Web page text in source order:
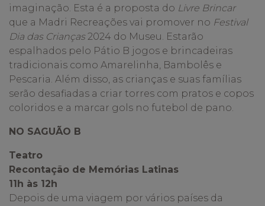
imaginação. Esta é a proposta do Livre Brincar
que a Madri Recreações vai promover no Festival
Dia das Crianças2024 do Museu. Estarão
espalhados pelo Pátio B jogos e brincadeiras
tradicionais como Amarelinha, Bambolês e
Pescaria. Além disso, as crianças e suas famílias
serão desafiadas a criar torres com pratos e copos
coloridos e a marcar gols no futebol de pano.
NO SAGUÃO B
Teatro
Recontação de Memórias Latinas
11h às 12h
Depois de uma viagem por vários países da